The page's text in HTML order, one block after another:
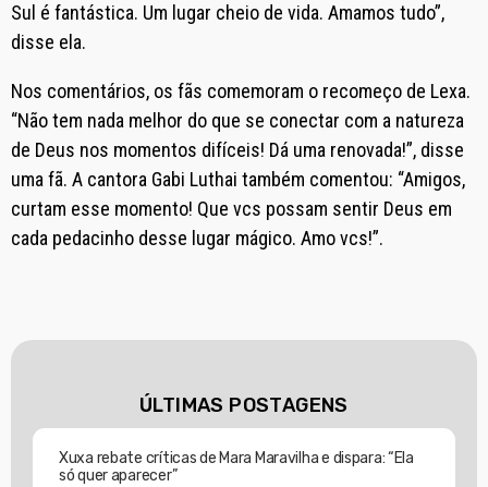
Sul é fantástica. Um lugar cheio de vida. Amamos tudo”,
disse ela.
Nos comentários, os fãs comemoram o recomeço de Lexa.
“Não tem nada melhor do que se conectar com a natureza
de Deus nos momentos difíceis! Dá uma renovada!”, disse
uma fã. A cantora Gabi Luthai também comentou: “Amigos,
curtam esse momento! Que vcs possam sentir Deus em
cada pedacinho desse lugar mágico. Amo vcs!”.
ÚLTIMAS POSTAGENS
Xuxa rebate críticas de Mara Maravilha e dispara: “Ela
só quer aparecer”